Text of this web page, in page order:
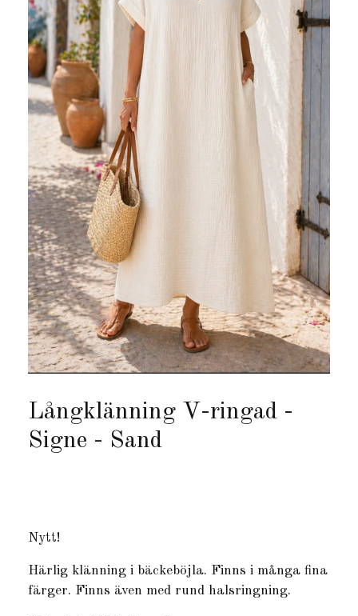
Långklänning V-ringad -
Signe - Sand
Nytt!
Härlig klänning i bäckeböjla. Finns i många fina
färger. Finns även med rund halsringning.